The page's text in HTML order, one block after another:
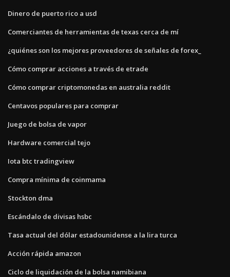
Dinero de puerto rico a usd
Comerciantes de herramientas de texas cerca de mí
¿quiénes son los mejores proveedores de señales de forex_
Cómo comprar acciones a través de etrade
Cómo comprar criptomonedas en australia reddit
Centavos populares para comprar
Juego de bolsa de vapor
Hardware comercial tejo
Iota btc tradingview
Compra mínima de coinmama
Stockton dma
Escándalo de divisas hsbc
Tasa actual del dólar estadounidense a la lira turca
Acción rápida amazon
Ciclo de liquidación de la bolsa namibiana